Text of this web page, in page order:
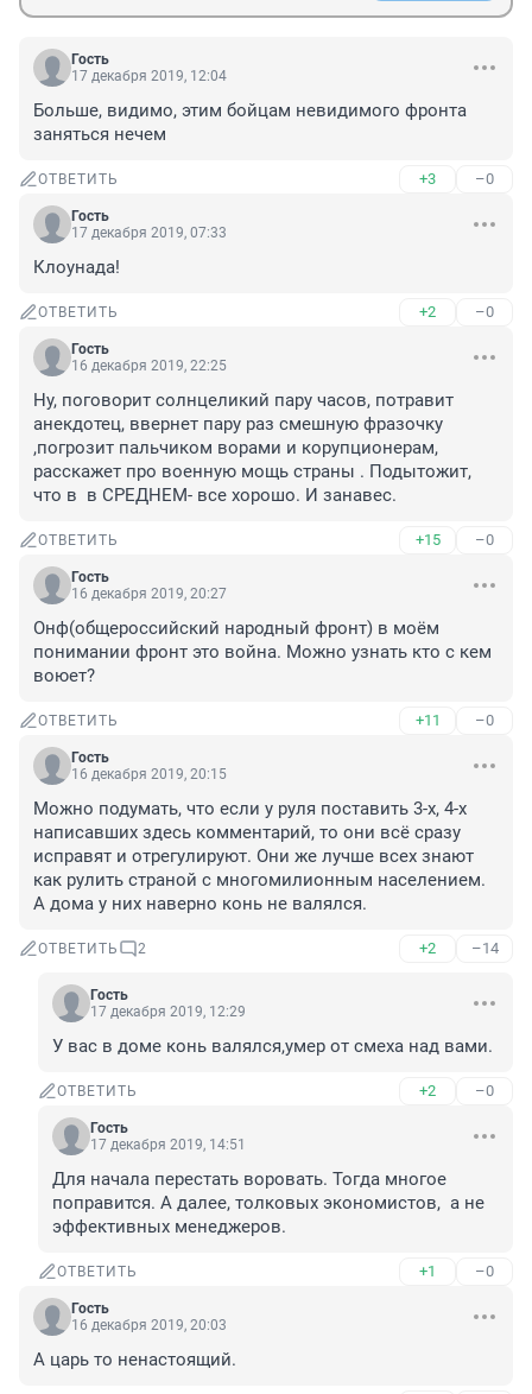
Гость
17 декабря 2019, 12:04
Больше, видимо, этим бойцам невидимого фронта
заняться нечем
ОТВЕТИТЬ +3 –0
Гость
17 декабря 2019, 07:33
Клоунада!
ОТВЕТИТЬ +2 –0
Гость
16 декабря 2019, 22:25
Ну, поговорит солнцеликий пару часов, потравит
анекдотец, ввернет пару раз смешную фразочку
,погрозит пальчиком ворами и корупционерам,
расскажет про военную мощь страны . Подытожит,
что в  в СРЕДНЕМ- все хорошо. И занавес.
ОТВЕТИТЬ +15 –0
Гость
16 декабря 2019, 20:27
Онф(общероссийский народный фронт) в моём
понимании фронт это война. Можно узнать кто с кем
воюет?
ОТВЕТИТЬ +11 –0
Гость
16 декабря 2019, 20:15
Можно подумать, что если у руля поставить 3-х, 4-х
написавших здесь комментарий, то они всё сразу
исправят и отрегулируют. Они же лучше всех знают
как рулить страной с многомилионным населением.
А дома у них наверно конь не валялся.
ОТВЕТИТЬ 2 +2 –14
Гость
17 декабря 2019, 12:29
У вас в доме конь валялся,умер от смеха над вами.
ОТВЕТИТЬ +2 –0
Гость
17 декабря 2019, 14:51
Для начала перестать воровать. Тогда многое
поправится. А далее, толковых экономистов,  а не
эффективных менеджеров.
ОТВЕТИТЬ +1 –0
Гость
16 декабря 2019, 20:03
А царь то ненастоящий.